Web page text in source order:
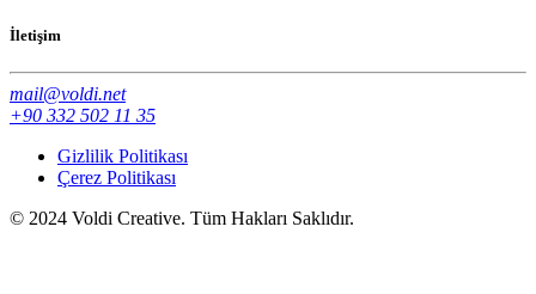
İletişim
mail@voldi.net
+90 332 502 11 35
Gizlilik Politikası
Çerez Politikası
© 2024 Voldi Creative. Tüm Hakları Saklıdır.